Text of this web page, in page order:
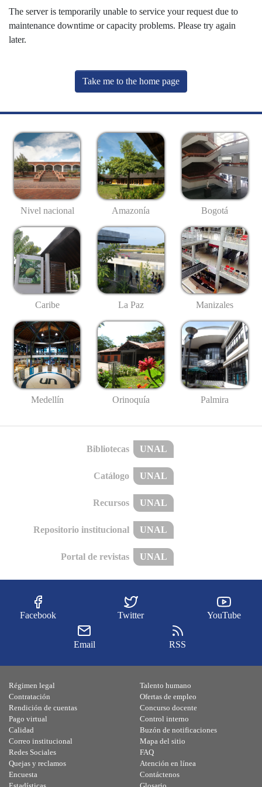
The server is temporarily unable to service your request due to
maintenance downtime or capacity problems. Please try again
later.
Take me to the home page
Nivel nacional Amazonía Bogotá
Caribe La Paz Manizales
Medellín Orinoquía Palmira
Bibliotecas UNAL
Catálogo UNAL
Recursos UNAL
Repositorio institucional UNAL
Portal de revistas UNAL
Facebook Twitter YouTube
Email RSS
Régimen legal
Contratación
Rendición de cuentas
Pago virtual
Calidad
Talento humano
Ofertas de empleo
Concurso docente
Control interno
Buzón de notificaciones
Correo institucional
Redes Sociales
Quejas y reclamos
Encuesta
Mapa del sitio
FAQ
Atención en línea
Contáctenos